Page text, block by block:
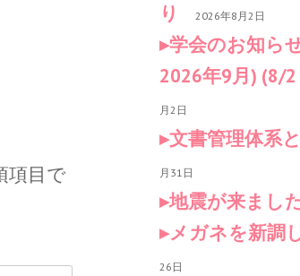
項目で
り
2026年8月2日
学会のお知ら
2026年9月) (8/
月2日
文書管理体系
月31日
地震が来まし
メガネを新調
26日